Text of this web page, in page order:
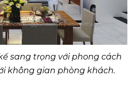
sang trọng với phong cách
không gian phòng khách.